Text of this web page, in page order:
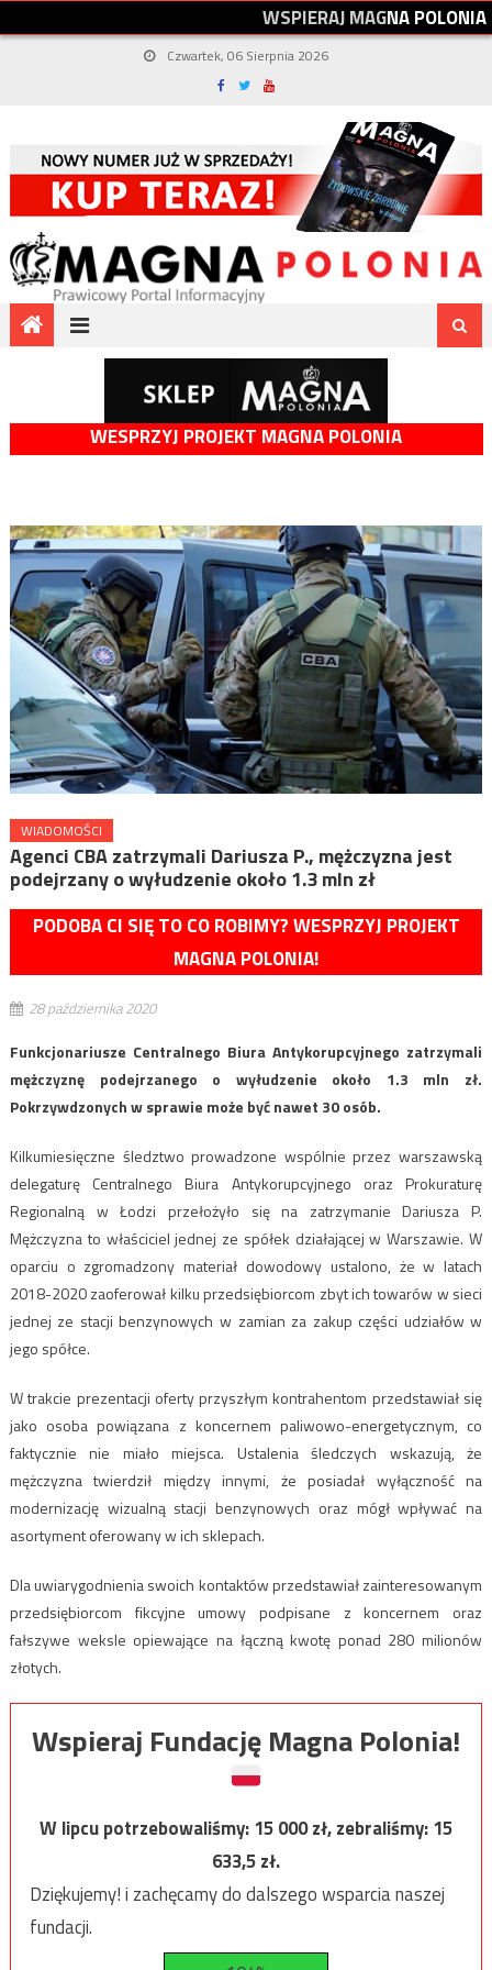
WSPIERAJMAGNAPOLONIA
Czwartek, 06 Sierpnia 2026
WESPRZYJ PROJEKT MAGNA POLONIA
WIADOMOŚCI
Agenci CBA zatrzymali Dariusza P., mężczyzna jest
podejrzany o wyłudzenie około 1.3 mln zł
PODOBA CI SIĘ TO CO ROBIMY? WESPRZYJ PROJEKT
MAGNA POLONIA!
28 października 2020
Funkcjonariusze Centralnego Biura Antykorupcyjnego zatrzymali
mężczyznę podejrzanego o wyłudzenie około 1.3 mln zł.
Pokrzywdzonych w sprawie może być nawet 30 osób.
Kilkumiesięczne śledztwo prowadzone wspólnie przez warszawską
delegaturę Centralnego Biura Antykorupcyjnego oraz Prokuraturę
Regionalną w Łodzi przełożyło się na zatrzymanie Dariusza P.
Mężczyzna to właściciel jednej ze spółek działającej w Warszawie. W
oparciu o zgromadzony materiał dowodowy ustalono, że w latach
2018-2020 zaoferował kilku przedsiębiorcom zbyt ich towarów w sieci
jednej ze stacji benzynowych w zamian za zakup części udziałów w
jego spółce.
W trakcie prezentacji oferty przyszłym kontrahentom przedstawiał się
jako osoba powiązana z koncernem paliwowo-energetycznym, co
faktycznie nie miało miejsca. Ustalenia śledczych wskazują, że
mężczyzna twierdził między innymi, że posiadał wyłączność na
modernizację wizualną stacji benzynowych oraz mógł wpływać na
asortyment oferowany w ich sklepach.
Dla uwiarygodnienia swoich kontaktów przedstawiał zainteresowanym
przedsiębiorcom fikcyjne umowy podpisane z koncernem oraz
fałszywe weksle opiewające na łączną kwotę ponad 280 milionów
złotych.
Wspieraj Fundację Magna Polonia!
W lipcu potrzebowaliśmy:15 000zł, zebraliśmy:15
633,5zł.
Dziękujemy! i zachęcamy do dalszego wsparcia naszej
fundacji.